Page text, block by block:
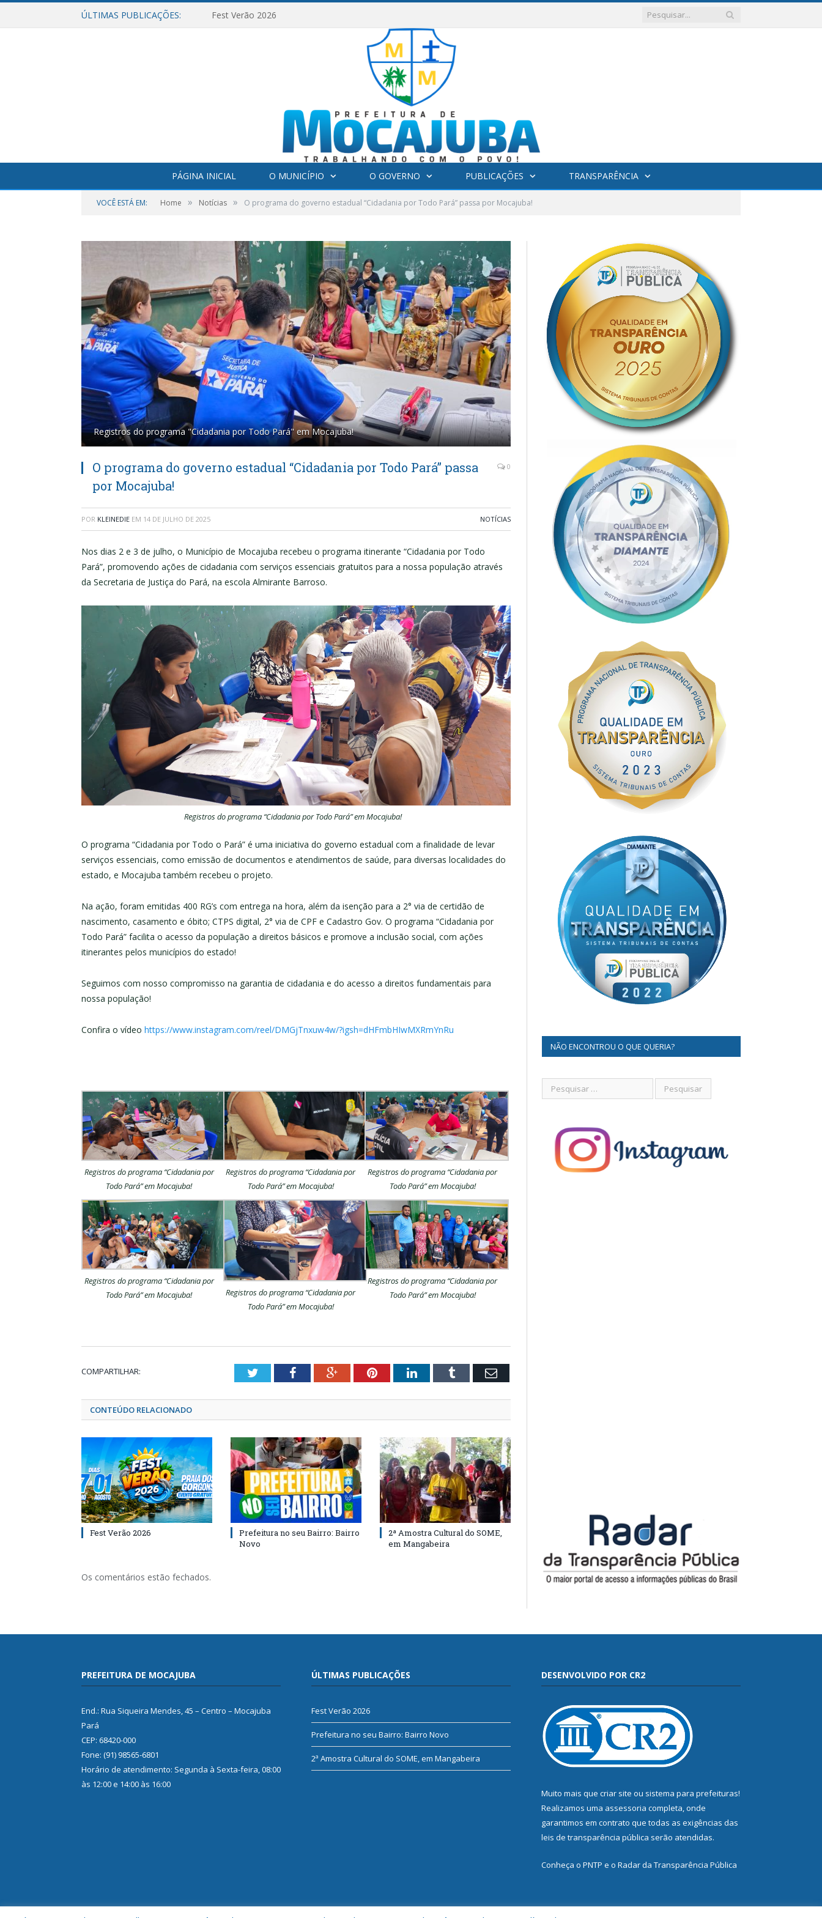
ÚLTIMAS PUBLICAÇÕES: Fest Verão 2026
PÁGINA INICIAL O MUNICÍPIO O GOVERNO PUBLICAÇÕES TRANSPARÊNCIA
VOCÊ ESTÁ EM: Home » Notícias » O programa do governo estadual “Cidadania por Todo Pará” passa por Mocajuba!
Registros do programa "Cidadania por Todo Pará" em Mocajuba!
O programa do governo estadual “Cidadania por Todo Pará” passa
por Mocajuba!
0
POR KLEINEDIE EM 14 DE JULHO DE 2025 NOTÍCIAS
Nos dias 2 e 3 de julho, o Município de Mocajuba recebeu o programa itinerante “Cidadania por Todo
Pará”, promovendo ações de cidadania com serviços essenciais gratuitos para a nossa população através
da Secretaria de Justiça do Pará, na escola Almirante Barroso.
Registros do programa “Cidadania por Todo Pará” em Mocajuba!
O programa “Cidadania por Todo o Pará” é uma iniciativa do governo estadual com a finalidade de levar
serviços essenciais, como emissão de documentos e atendimentos de saúde, para diversas localidades do
estado, e Mocajuba também recebeu o projeto.
Na ação, foram emitidas 400 RG’s com entrega na hora, além da isenção para a 2° via de certidão de
nascimento, casamento e óbito; CTPS digital, 2° via de CPF e Cadastro Gov. O programa “Cidadania por
Todo Pará” facilita o acesso da população a direitos básicos e promove a inclusão social, com ações
itinerantes pelos municípios do estado!
Seguimos com nosso compromisso na garantia de cidadania e do acesso a direitos fundamentais para
nossa população!
Confira o vídeo https://www.instagram.com/reel/DMGjTnxuw4w/?igsh=dHFmbHIwMXRmYnRu
Registros do programa “Cidadania por
Todo Pará” em Mocajuba!
Registros do programa “Cidadania por
Todo Pará” em Mocajuba!
Registros do programa “Cidadania por
Todo Pará” em Mocajuba!
Registros do programa “Cidadania por
Todo Pará” em Mocajuba!
Registros do programa “Cidadania por
Todo Pará” em Mocajuba!
Registros do programa “Cidadania por
Todo Pará” em Mocajuba!
COMPARTILHAR: TwitterFacebookGoogle+PinterestLinkedInTumblr Email
CONTEÚDO RELACIONADO
Fest Verão 2026
Prefeitura no seu Bairro: Bairro
Novo
2ª Amostra Cultural do SOME,
em Mangabeira
Os comentários estão fechados.
NÃO ENCONTROU O QUE QUERIA?
PREFEITURA DE MOCAJUBA
End.: Rua Siqueira Mendes, 45 – Centro – Mocajuba
Pará
CEP: 68420-000
Fone: (91) 98565-6801
Horário de atendimento: Segunda à Sexta-feira, 08:00
às 12:00 e 14:00 às 16:00
ÚLTIMAS PUBLICAÇÕES
Fest Verão 2026
Prefeitura no seu Bairro: Bairro Novo
2ª Amostra Cultural do SOME, em Mangabeira
DESENVOLVIDO POR CR2
Muito mais que criar site ou sistema para prefeituras!
Realizamos uma assessoria completa, onde
garantimos em contrato que todas as exigências das
leis de transparência pública serão atendidas.
Conheça o PNTP e o Radar da Transparência Pública